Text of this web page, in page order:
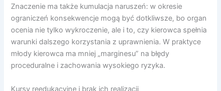
Znaczenie ma także kumulacja naruszeń: w okresie
ograniczeń konsekwencje mogą być dotkliwsze, bo organ
ocenia nie tylko wykroczenie, ale i to, czy kierowca spełnia
warunki dalszego korzystania z uprawnienia. W praktyce
młody kierowca ma mniej „marginesu” na błędy
proceduralne i zachowania wysokiego ryzyka.
Kursy reedukacyjne i brak ich realizacji